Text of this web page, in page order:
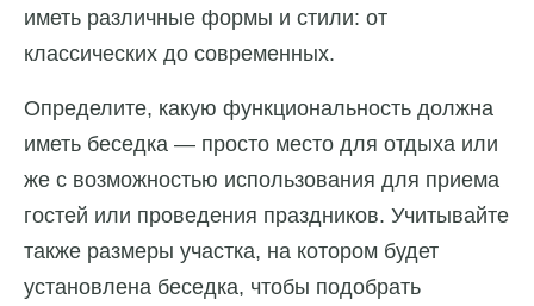
иметь различные формы и стили: от
классических до современных.
Определите, какую функциональность должна
иметь беседка — просто место для отдыха или
же с возможностью использования для приема
гостей или проведения праздников. Учитывайте
также размеры участка, на котором будет
установлена беседка, чтобы подобрать